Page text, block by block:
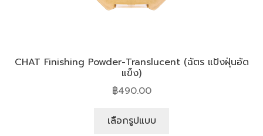
CHAT Finishing Powder-Translucent (ฉัตร แป้งฝุ่นอัด
แข็ง)
฿490.00
เลือกรูปแบบ